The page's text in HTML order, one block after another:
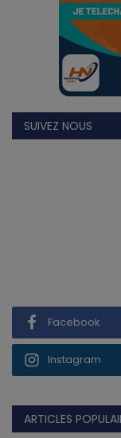
SUIVEZ NOUS
Facebook
Instagram
ARTICLES